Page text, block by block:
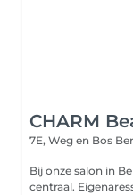
CHARM
7E, Weg en Bos
Bij onze salon in
centraal. Eigenaresse Carmen is haar salon gestart vanuit haar